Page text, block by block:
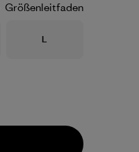
Größenleitfaden
Größe
L